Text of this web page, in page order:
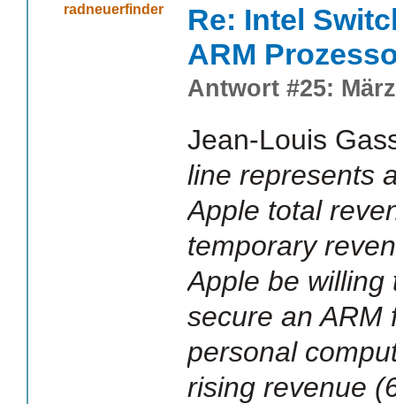
radneuerfinder
Re: Intel
ARM
Antwort #25:
Jean-Louis
line represents
Apple total
temporary
Apple be
secure an ARM
personal
rising revenue